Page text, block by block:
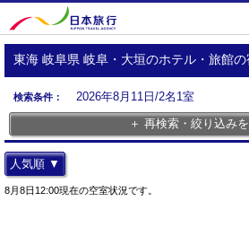
東海 岐阜県 岐阜・大垣のホテル・旅館
検索条件：
2026年8月11日/2名1室
＋ 再検索・絞り込みを
人気順 ▼
8月8日12:00現在の空室状況です。